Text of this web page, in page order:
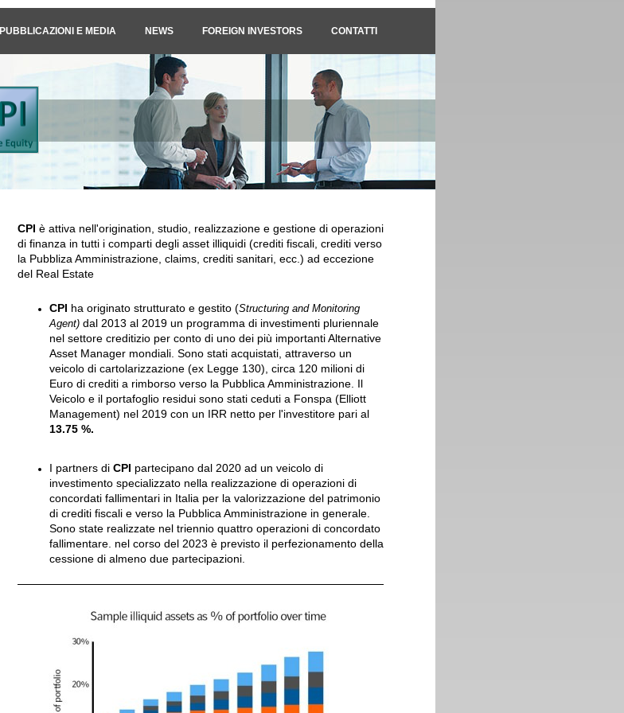
PUBBLICAZIONI E MEDIA NEWS FOREIGN INVESTORS CONTATTI
CPI è attiva nell'origination, studio, realizzazione e gestione di operazioni
di finanza in tutti i comparti degli asset illiquidi (crediti fiscali, crediti verso
la Pubbliza Amministrazione, claims, crediti sanitari, ecc.) ad eccezione
del Real Estate
CPI ha originato strutturato e gestito (Structuring and Monitoring
Agent) dal 2013 al 2019 un programma di investimenti pluriennale
nel settore creditizio per conto di uno dei più importanti Alternative
Asset Manager mondiali. Sono stati acquistati, attraverso un
veicolo di cartolarizzazione (ex Legge 130), circa 120 milioni di
Euro di crediti a rimborso verso la Pubblica Amministrazione. Il
Veicolo e il portafoglio residui sono stati ceduti a Fonspa (Elliott
Management) nel 2019 con un IRR netto per l'investitore pari al
13.75 %.
I partners di CPI partecipano dal 2020 ad un veicolo di
investimento specializzato nella realizzazione di operazioni di
concordati fallimentari in Italia per la valorizzazione del patrimonio
di crediti fiscali e verso la Pubblica Amministrazione in generale.
Sono state realizzate nel triennio quattro operazioni di concordato
fallimentare. nel corso del 2023 è previsto il perfezionamento della
cessione di almeno due partecipazioni.